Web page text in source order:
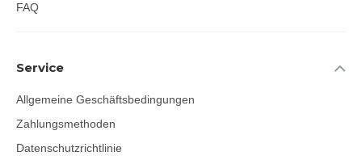
FAQ
Service
Allgemeine Geschäftsbedingungen
Zahlungsmethoden
Datenschutzrichtlinie